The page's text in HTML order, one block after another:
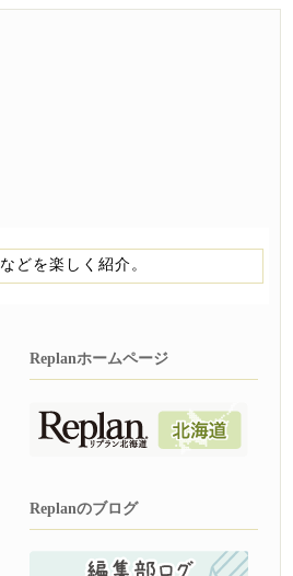
どを楽しく紹介。
Replanホームページ
Replanのブログ